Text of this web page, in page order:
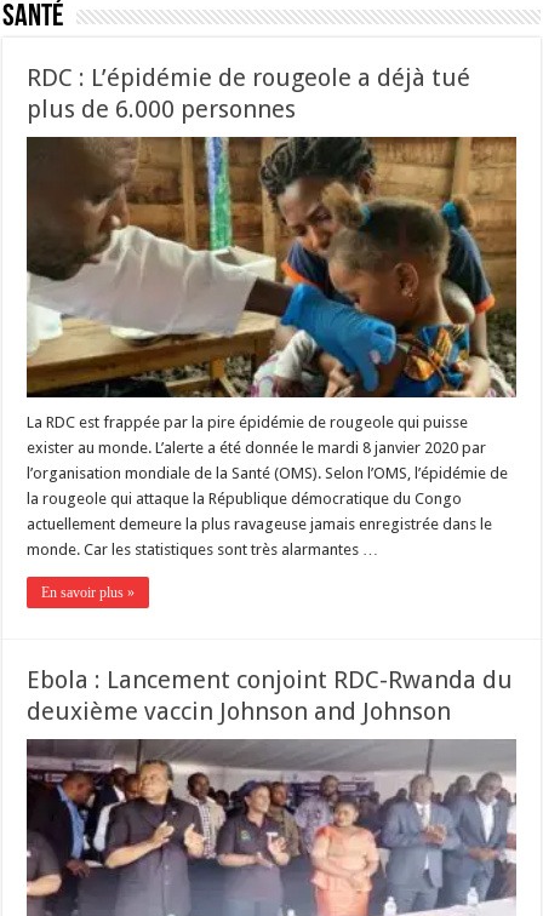
Santé
RDC : L’épidémie de rougeole a déjà tué
plus de 6.000 personnes
La RDC est frappée par la pire épidémie de rougeole qui puisse
exister au monde. L’alerte a été donnée le mardi 8 janvier 2020 par
l’organisation mondiale de la Santé (OMS). Selon l’OMS, l’épidémie de
la rougeole qui attaque la République démocratique du Congo
actuellement demeure la plus ravageuse jamais enregistrée dans le
monde. Car les statistiques sont très alarmantes …
En savoir plus »
Ebola : Lancement conjoint RDC-Rwanda du
deuxième vaccin Johnson and Johnson